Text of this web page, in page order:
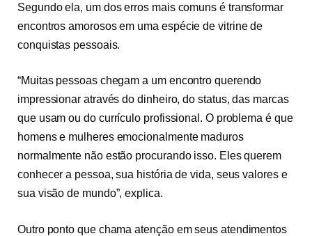
Segundo ela, um dos erros mais comuns é transformar
encontros amorosos em uma espécie de vitrine de
conquistas pessoais.
“Muitas pessoas chegam a um encontro querendo
impressionar através do dinheiro, do status, das marcas
que usam ou do currículo profissional. O problema é que
homens e mulheres emocionalmente maduros
normalmente não estão procurando isso. Eles querem
conhecer a pessoa, sua história de vida, seus valores e
sua visão de mundo”, explica.
Outro ponto que chama atenção em seus atendimentos